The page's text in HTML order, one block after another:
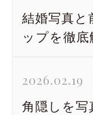
結婚写真
ップを徹底
2026.02.19
角隠しを